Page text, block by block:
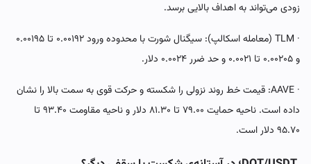
زودی می‌تواند به اهداف بالایی برسد.
· TLM (معامله اسکالپ): سیگنال شورت با محدوده ورود ۰.۰۰۱۹۲ تا ۰.۰۰۱۹۵
و ۰.۰۰۲۰۵ تا ۰.۰۰۲۱ و حد ضرر ۰.۰۰۲۴ دلار.
· AAVE: قیمت خط روند نزولی را شکسته و حرکت قوی به سمت بالا را نشان
داده است. ناحیه حمایت ۷۹.۰۰ تا ۸۱.۳۰ دلار و ناحیه مقاومت ۹۳.۴۰ تا
۹۵.۷۰ دلار است.